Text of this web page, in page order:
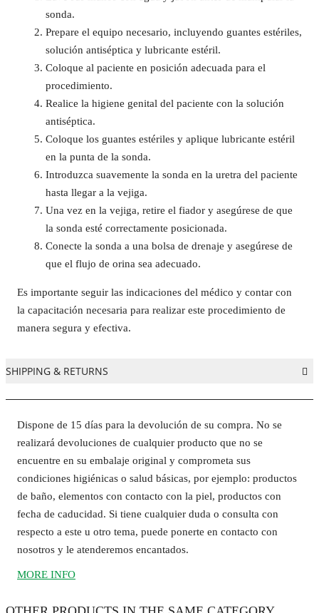
sonda.
Prepare el equipo necesario, incluyendo guantes estériles,
solución antiséptica y lubricante estéril.
Coloque al paciente en posición adecuada para el
procedimiento.
Realice la higiene genital del paciente con la solución
antiséptica.
Coloque los guantes estériles y aplique lubricante estéril
en la punta de la sonda.
Introduzca suavemente la sonda en la uretra del paciente
hasta llegar a la vejiga.
Una vez en la vejiga, retire el fiador y asegúrese de que
la sonda esté correctamente posicionada.
Conecte la sonda a una bolsa de drenaje y asegúrese de
que el flujo de orina sea adecuado.
Es importante seguir las indicaciones del médico y contar con
la capacitación necesaria para realizar este procedimiento de
manera segura y efectiva.
SHIPPING & RETURNS
Dispone de 15 días para la devolución de su compra. No se
realizará devoluciones de cualquier producto que no se
encuentre en su embalaje original y comprometa sus
condiciones higiénicas o salud básicas, por ejemplo: productos
de baño, elementos con contacto con la piel, productos con
fecha de caducidad. Si tiene cualquier duda o consulta con
respecto a este u otro tema, puede ponerte en contacto con
nosotros y le atenderemos encantados.
MORE INFO